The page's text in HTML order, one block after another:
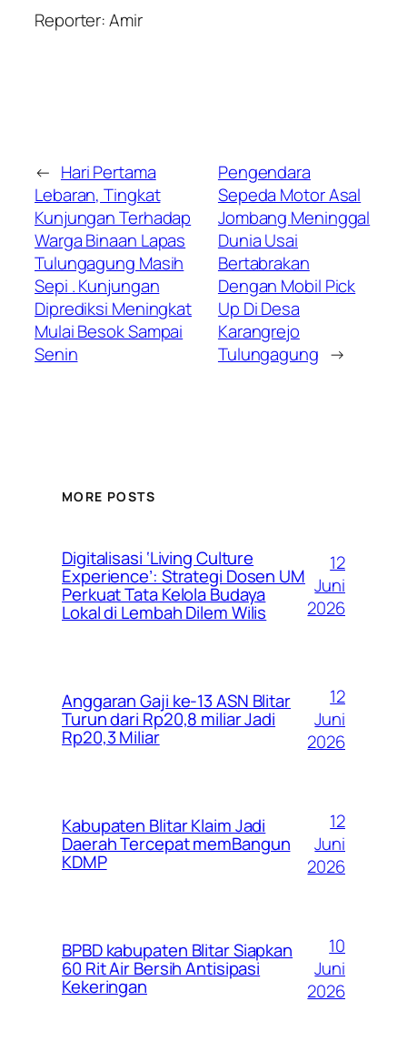
Reporter: Amir
← Hari Pertama
Lebaran, Tingkat
Kunjungan Terhadap
Warga Binaan Lapas
Tulungagung Masih
Sepi . Kunjungan
Diprediksi Meningkat
Mulai Besok Sampai
Senin
Pengendara
Sepeda Motor Asal
Jombang Meninggal
Dunia Usai
Bertabrakan
Dengan Mobil Pick
Up Di Desa
Karangrejo
Tulungagung →
MORE POSTS
Digitalisasi ‘Living Culture
Experience’: Strategi Dosen UM
Perkuat Tata Kelola Budaya
Lokal di Lembah Dilem Wilis
12
Juni
2026
Anggaran Gaji ke-13 ASN Blitar
Turun dari Rp20,8 miliar Jadi
Rp20,3 Miliar
12
Juni
2026
Kabupaten Blitar Klaim Jadi
Daerah Tercepat memBangun
KDMP
12
Juni
2026
BPBD kabupaten Blitar Siapkan
60 Rit Air Bersih Antisipasi
Kekeringan
10
Juni
2026